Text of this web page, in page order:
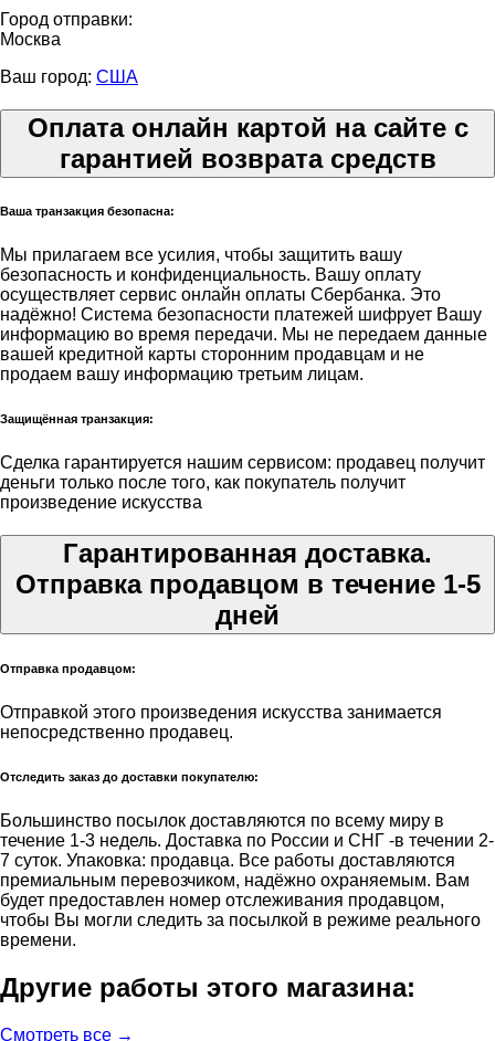
Город отправки:
Москва
Ваш город: США
Оплата онлайн картой на сайте с
гарантией возврата средств
Ваша транзакция безопасна:
Мы прилагаем все усилия, чтобы защитить вашу
безопасность и конфиденциальность. Вашу оплату
осуществляет сервис онлайн оплаты Сбербанка. Это
надёжно! Система безопасности платежей шифрует Вашу
информацию во время передачи. Мы не передаем данные
вашей кредитной карты сторонним продавцам и не
продаем вашу информацию третьим лицам.
Защищённая транзакция:
Сделка гарантируется нашим сервисом: продавец получит
деньги только после того, как покупатель получит
произведение искусства
Гарантированная доставка.
Отправка продавцом в течение 1-5
дней
Отправка продавцом:
Отправкой этого произведения искусства занимается
непосредственно продавец.
Отследить заказ до доставки покупателю:
Большинство посылок доставляются по всему миру в
течение 1-3 недель. Доставка по России и СНГ -в течении 2-
7 суток. Упаковка: продавца. Все работы доставляются
премиальным перевозчиком, надёжно охраняемым. Вам
будет предоставлен номер отслеживания продавцом,
чтобы Вы могли следить за посылкой в режиме реального
времени.
Другие работы этого магазина:
Смотреть все →